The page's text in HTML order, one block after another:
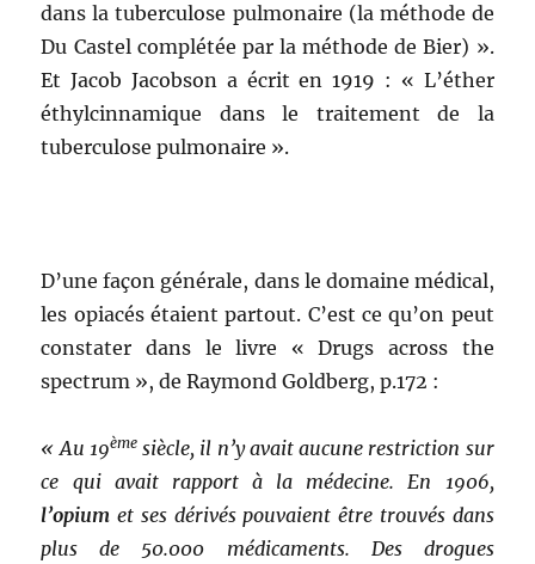
dans la tuberculose pulmonaire (la méthode de
Du Castel complétée par la méthode de Bier) ».
Et Jacob Jacobson a écrit en 1919 : « L’éther
éthylcinnamique dans le traitement de la
tuberculose pulmonaire ».
D’une façon générale, dans le domaine médical,
les opiacés étaient partout. C’est ce qu’on peut
constater dans le livre « Drugs across the
spectrum », de Raymond Goldberg, p.172 :
« Au 19èmesiècle, il n’y avait aucune restriction sur
ce qui avait rapport à la médecine. En 1906,
l’opium et ses dérivés pouvaient être trouvés dans
plus de 50.000 médicaments. Des drogues